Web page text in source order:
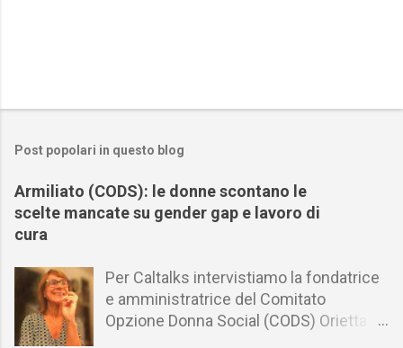
Post popolari in questo blog
Armiliato (CODS): le donne scontano le
scelte mancate su gender gap e lavoro di
cura
Per Caltalks intervistiamo la fondatrice
e amministratrice del Comitato
Opzione Donna Social (CODS) Orietta